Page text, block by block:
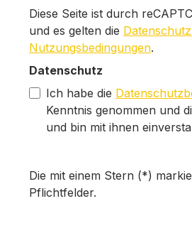
Diese Seite ist durch
und es gelten die
Nutzungsbedingungen.
Datenschutz
Ich habe die
Kenntnis genommen und
und bin mit ihnen
Die mit einem Stern (*)
Pflichtfelder.